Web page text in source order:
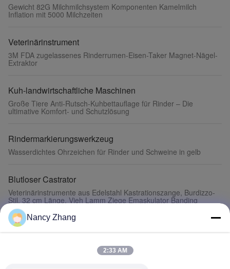
Gewicht 82G Milchmilchsystem Komponenten Kamelmilch
Inflation mit 5000 Milchzeiten
Veterinärinstrument
3M FDA zugelassenes Rinderrumen-Eisen-Taker Magnet-Nägel-
Extraktor
Kuh-landwirtschaftliche Maschinen
Große Tiere Anti-Rutsch-Kuhbettauflage für Rinder – Die
ultimative Komfort- und Schutzlösung
Rindermarkierungswerkzeug
Wasserdichtes Ohrzeichen für Rinder und Schweine in gelb
Blutloser Castrator
Veterinärinstrumente aus Edelstahl Kastrationszange, Burdizzo-
Stil, 32 cm Länge, Vieh Lamm Ziege Emaskulator Banding
Geburtshilfen
gefrorene Samenstrohhalme
Nancy Zhang
2:33 AM